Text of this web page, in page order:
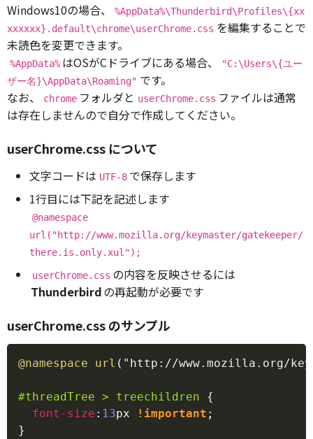
Windows10の場合、
%AppData%\Thunderbird\Profiles\{xx
xxxxxx}.default\chrome\userChrome.css を編集することで
未読色を変更できます。
%AppData% はOSがCドライブにある場合、
"C:\Users\{ユー
ザー名}\AppData\Roaming" です。
なお、
chrome フォルダと userChrome.css ファイルは通常
は存在しませんので自分で作成してください。
userChrome.css について
文字コードは UTF-8 で保存します
1行目には下記を記述します
@namespace
url("http://www.mozilla.org/keymaster/gatekeeper/
there.is.only.xul");
userChrome.css の内容を反映させるには
Thunderbirdの再起動が必要です
userChrome.css のサンプル
@namespace url ( "http://www.mozilla.org/
#threadTree > treechildren
{
font-size : 13px !important ;
}
Copy